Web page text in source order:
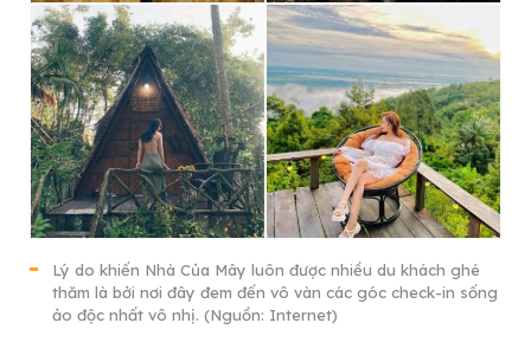
Lý do khiến Nhà Của Mây luôn được nhiều du khách ghé
thăm là bởi nơi đây đem đến vô vàn các góc check-in sống
ảo độc nhất vô nhị. (Nguồn: Internet)